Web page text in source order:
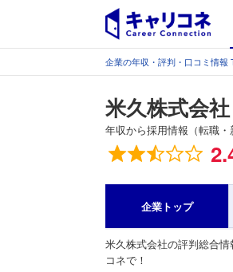
企業の年収・評判・口コミ情報
米久株式会社
年収から採用情報（転職
総合評価
企業トップ
米久株式会社の評判総合
コネで！